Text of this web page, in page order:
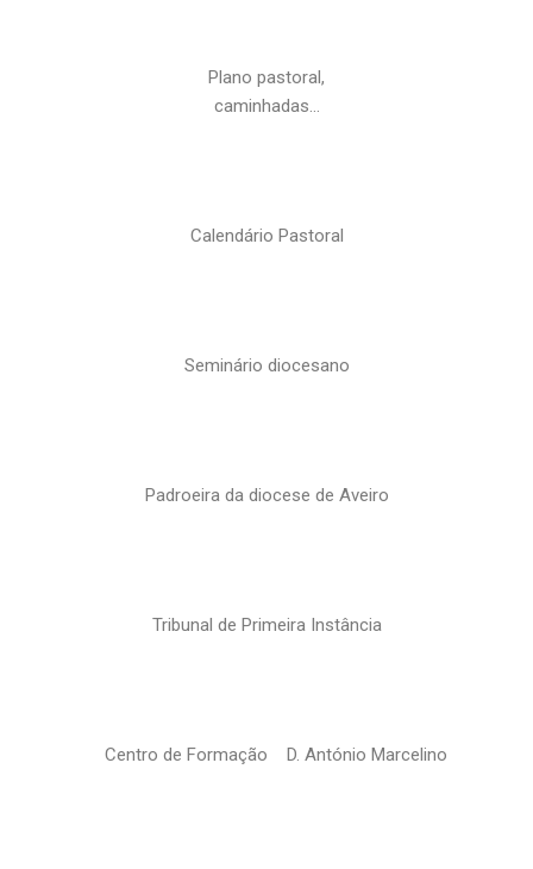
Plano pastoral,
caminhadas…
Calendário Pastoral
Seminário diocesano
Padroeira da diocese de Aveiro
Tribunal de Primeira Instância
Centro de Formação D. António Marcelino